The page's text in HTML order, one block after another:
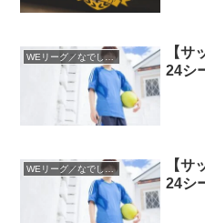
WEリーグ／なでしこリーグ
【サ
24シ
WEリーグ／なでしこリーグ
【サ
24シ